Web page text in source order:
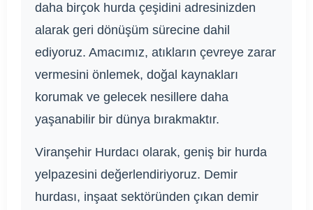
daha birçok hurda çeşidini adresinizden
alarak geri dönüşüm sürecine dahil
ediyoruz. Amacımız, atıkların çevreye zarar
vermesini önlemek, doğal kaynakları
korumak ve gelecek nesillere daha
yaşanabilir bir dünya bırakmaktır.
Viranşehir Hurdacı olarak, geniş bir hurda
yelpazesini değerlendiriyoruz. Demir
hurdası, inşaat sektöründen çıkan demir